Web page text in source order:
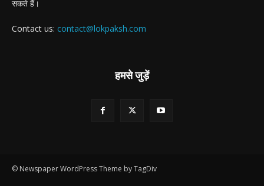
सकते हैं।
Contact us: contact@lokpaksh.com
हमसे जुड़ें
© Newspaper WordPress Theme by TagDiv